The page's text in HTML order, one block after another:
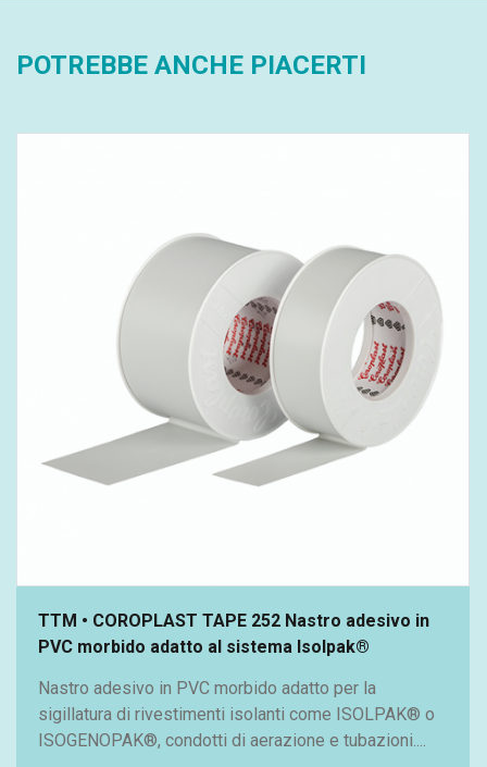
POTREBBE ANCHE PIACERTI
TTM • COROPLAST TAPE 252 Nastro adesivo in
PVC morbido adatto al sistema Isolpak®
Nastro adesivo in PVC morbido adatto per la
sigillatura di rivestimenti isolanti come ISOLPAK® o
ISOGENOPAK®, condotti di aerazione e tubazioni....